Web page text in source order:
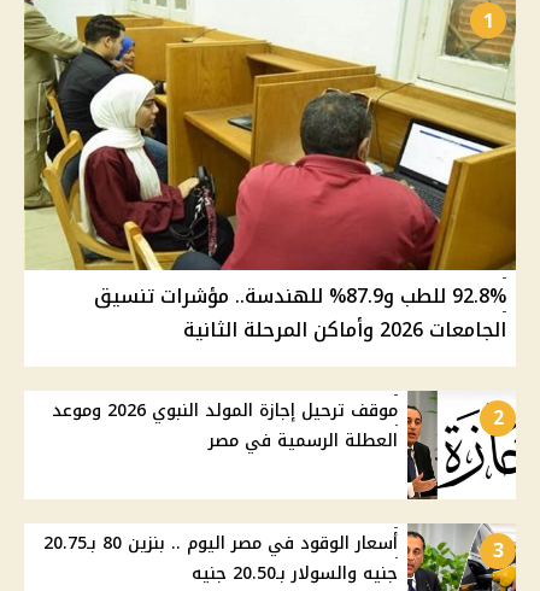
1
92.8% للطب و87.9% للهندسة.. مؤشرات تنسيق
الجامعات 2026 وأماكن المرحلة الثانية
2
موقف ترحيل إجازة المولد النبوي 2026 وموعد
العطلة الرسمية في مصر
3
أسعار الوقود في مصر اليوم .. بنزين 80 بـ20.75
جنيه والسولار بـ20.50 جنيه